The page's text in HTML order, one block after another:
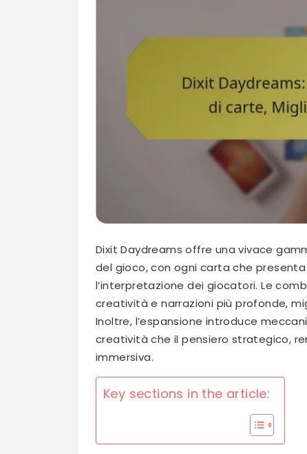
Dixit Daydreams offre una vivace
del gioco, con ogni carta che
l’interpretazione dei giocatori. Le
creatività e narrazioni più profonde,
Inoltre, l’espansione introduce
creatività che il pensiero strategico,
immersiva.
Key sections in the article: